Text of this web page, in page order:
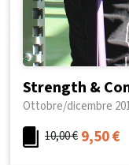
Strength &
Ottobre/dicembre
10,00€ 9,50€